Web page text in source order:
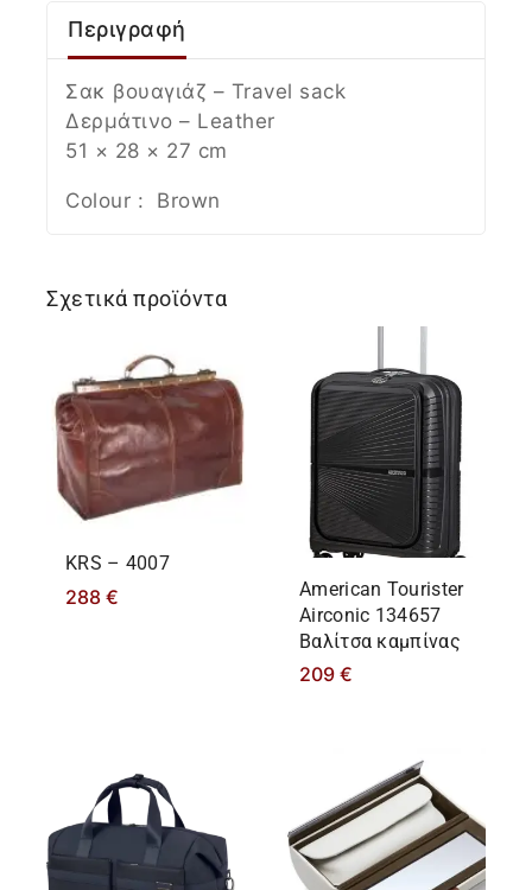
Περιγραφή
Σακ βουαγιάζ – Travel sack
Δερμάτινο – Leather
51 × 28 × 27 cm
Colour : Brown
Σχετικά προϊόντα
KRS – 4007
288 €
American Tourister
Airconic 134657
Βαλίτσα καμπίνας
209 €